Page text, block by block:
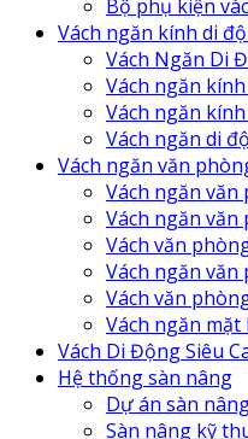
Bộ phụ kiện
Vách ngăn kính di
Vách Ngăn Di
Vách ngăn
Vách ngăn
Vách ngăn di
Vách ngăn văn
Vách ngăn văn
Vách ngăn văn
Vách văn
Vách ngăn văn
Vách văn
Vách ngăn mặt
Vách Di Động Siêu
Hệ thống sàn nâng
Dự án sàn
Sàn nâng kỹ